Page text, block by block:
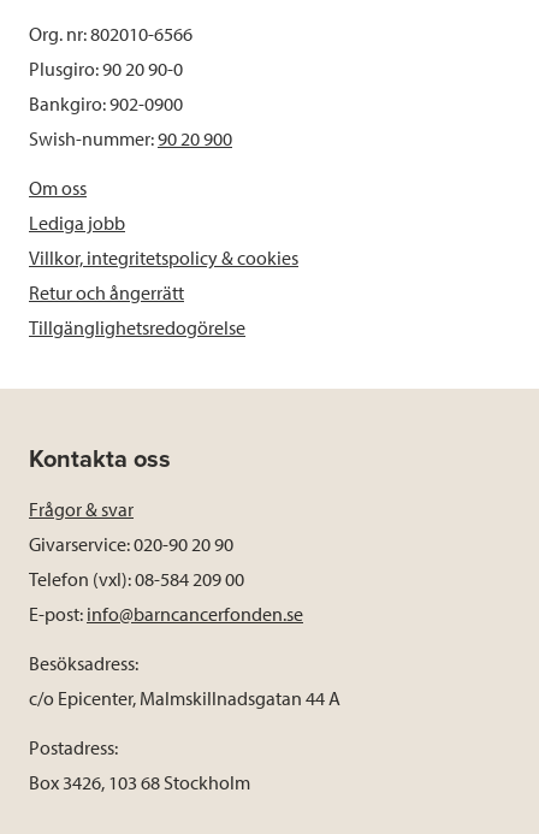
Org. nr: 802010-6566
Plusgiro: 90 20 90-0
Bankgiro: 902-0900
Swish-nummer:90 20 900
Om oss
Lediga jobb
Villkor, integritetspolicy & cookies
Retur och ångerrätt
Tillgänglighetsredogörelse
Kontakta oss
Frågor & svar
Givarservice: 020-90 20 90
Telefon (vxl): 08-584 209 00
E-post: info@barncancerfonden.se
Besöksadress:
c/o Epicenter, Malmskillnadsgatan 44 A
Postadress:
Box 3426, 103 68 Stockholm